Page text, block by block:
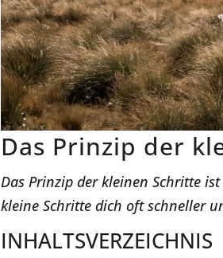
Das Prinzip der
Das Prinzip der kleinen Schritte
kleine Schritte dich oft schneller
INHALTSVERZEICHNIS